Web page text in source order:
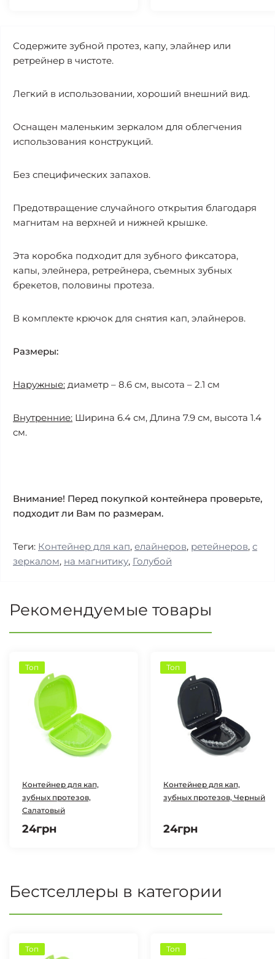
Содержите зубной протез, капу, элайнер или
ретрейнер в чистоте.
Легкий в использовании, хороший внешний вид.
Оснащен маленьким зеркалом для облегчения
использования конструкций.
Без специфических запахов.
Предотвращение случайного открытия благодаря
магнитам на верхней и нижней крышке.
Эта коробка подходит для зубного фиксатора,
капы, элейнера, ретрейнера, съемных зубных
брекетов, половины протеза.
В комплекте крючок для снятия кап, элайнеров.
Размеры:
Наружные: диаметр – 8.6 см, высота – 2.1 см
Внутренние: Ширина 6.4 см, Длина 7.9 см, высота 1.4
см.
Внимание! Перед покупкой контейнера проверьте,
подходит ли Вам по размерам.
Теги: Контейнер для кап, елайнеров, ретейнеров, с
зеркалом, на магнитику, Голубой
Рекомендуемые товары
Топ
Контейнер для кап,
зубных протезов,
Салатовый
24грн
Топ
Контейнер для кап,
зубных протезов, Черный
24грн
Бестселлеры в категории
Топ Топ